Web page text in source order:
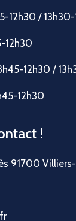
12h30 /
12h30
12h30 /
12h30
!
91700